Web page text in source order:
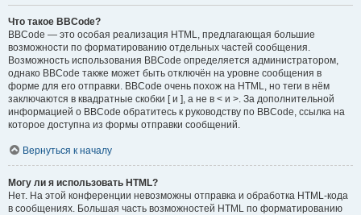
Что такое BBCode?
BBCode — это особая реализация HTML, предлагающая большие
возможности по форматированию отдельных частей сообщения.
Возможность использования BBCode определяется администратором,
однако BBCode также может быть отключён на уровне сообщения в
форме для его отправки. BBCode очень похож на HTML, но теги в нём
заключаются в квадратные скобки [ и ], а не в < и >. За дополнительной
информацией о BBCode обратитесь к руководству по BBCode, ссылка на
которое доступна из формы отправки сообщений.
Вернуться к началу
Могу ли я использовать HTML?
Нет. На этой конференции невозможны отправка и обработка HTML-кода
в сообщениях. Большая часть возможностей HTML по форматированию